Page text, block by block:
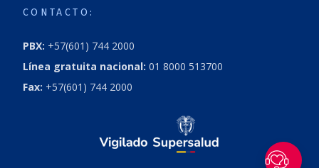
CONTACTO:
PBX: +57(601) 744 2000
Línea gratuita nacional: 01 8000 513700
Fax: +57(601) 744 2000